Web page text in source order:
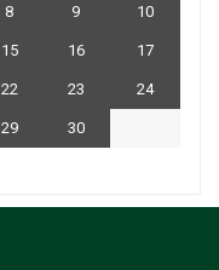
8 9 10
15 16 17
22 23 24
29
30